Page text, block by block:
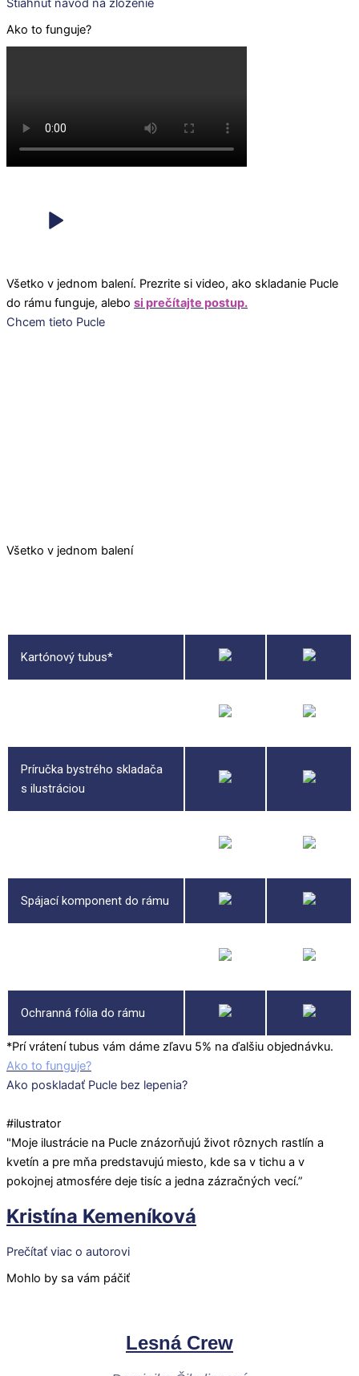
Stiahnuť návod na zloženie
Ako to funguje?
Všetko v jednom balení. Prezrite si video, ako skladanie Pucle
do rámu funguje, alebo si prečítajte postup.
Chcem tieto Pucle
Všetko v jednom balení
Kartónový tubus*
Príručka bystrého skladača
s ilustráciou
Spájací komponent do rámu
Ochranná fólia do rámu
*Prí vrátení tubus vám dáme zľavu 5% na ďalšiu objednávku.
Ako to funguje?
Ako poskladať Pucle bez lepenia?
#ilustrator
"Moje ilustrácie na Pucle znázorňujú život rôznych rastlín a
kvetín a pre mňa predstavujú miesto, kde sa v tichu a v
pokojnej atmosfére deje tisíc a jedna zázračných vecí.”
Kristína Kemeníková
Prečítať viac o autorovi
Mohlo by sa vám páčiť
Lesná Crew